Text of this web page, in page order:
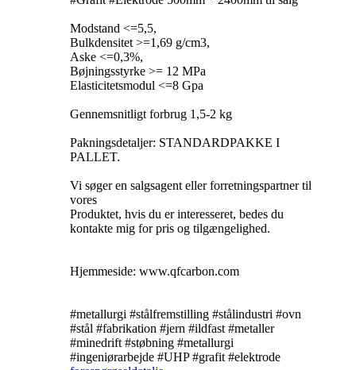
Modstand <=5,5,
Bulkdensitet >=1,69 g/cm3,
Aske <=0,3%,
Bøjningsstyrke >= 12 MPa
Elasticitetsmodul <=8 Gpa
Gennemsnitligt forbrug 1,5-2 kg
Pakningsdetaljer: STANDARDPAKKE I
PALLET.
Vi søger en salgsagent eller forretningspartner til
vores
Produktet, hvis du er interesseret, bedes du
kontakte mig for pris og tilgængelighed.
Hjemmeside: www.qfcarbon.com
#metallurgi #stålfremstilling #stålindustri #ovn
#stål #fabrikation #jern #ildfast #metaller
#minedrift #støbning #metallurgi
#ingeniørarbejde #UHP #grafit #elektrode